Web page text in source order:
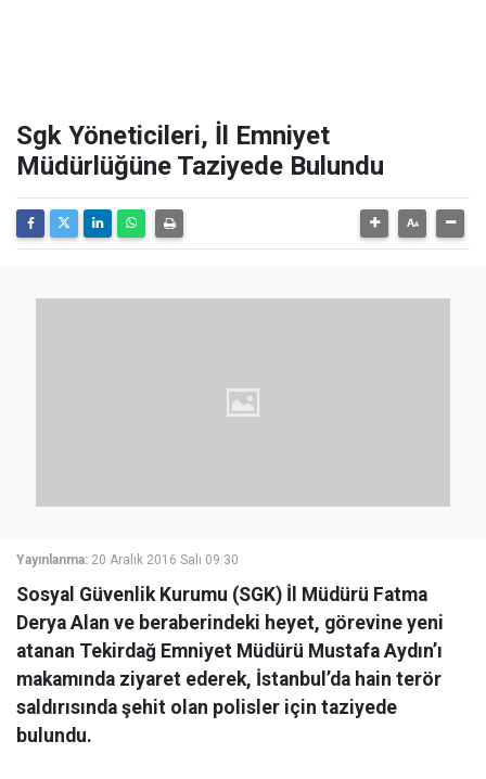
Sgk Yöneticileri, İl Emniyet
Müdürlüğüne Taziyede Bulundu
Yayınlanma: 20 Aralık 2016 Salı 09:30
Sosyal Güvenlik Kurumu (SGK) İl Müdürü Fatma
Derya Alan ve beraberindeki heyet, görevine yeni
atanan Tekirdağ Emniyet Müdürü Mustafa Aydın’ı
makamında ziyaret ederek, İstanbul’da hain terör
saldırısında şehit olan polisler için taziyede
bulundu.